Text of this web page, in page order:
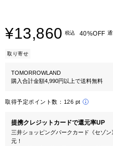
¥13,860 税込 40%OFF
取り寄せ
TOMORROWLAND
購入合計金額4,990円以上で送料無料
取得予定ポイント数： 126 pt
提携クレジットカードで還元率UP
三井ショッピングパークカード《セゾ
元！